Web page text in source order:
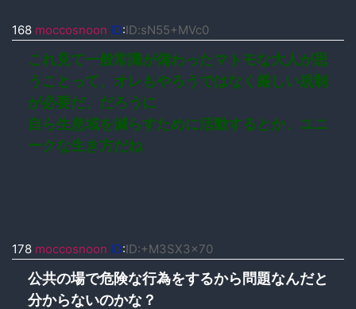
168 moccosnoon ID:ID:sN55+MVc0
これ見て一般常識が備わったマトモな大人が思
うことって、オレもやろうではなく厳しい規制
が必要だ、だろうに
自ら生息域を減らすために活動するとか、ユニ
ークな生き方だね
178 moccosnoon ID:ID:+M3SX3x70
公共の場で危険な行為をするから問題なんだと
分からないのかな？